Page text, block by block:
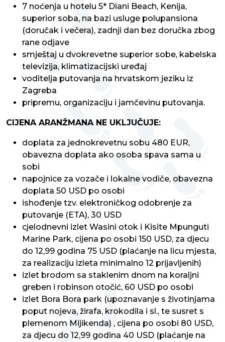
7 noćenja u hotelu 5* Diani Beach, Kenija,
superior soba, na bazi usluge polupansiona
(doručak i večera), zadnji dan bez doručka zbog
rane odjave
smještaj u dvokrevetne superior sobe, kabelska
televizija, klimatizacijski uređaj
voditelja putovanja na hrvatskom jeziku iz
Zagreba
pripremu, organizaciju i jamčevinu putovanja.
CIJENA ARANŽMANA NE UKLJUČUJE:
doplata za jednokrevetnu sobu 480 EUR,
obavezna doplata ako osoba spava sama u
sobi
napojnice za vozače i lokalne vodiče, obavezna
doplata 50 USD po osobi
ishođenje tzv. elektroničkog odobrenje za
putovanje (ETA), 30 USD
cjelodnevni izlet Wasini otok i Kisite Mpunguti
Marine Park, cijena po osobi 150 USD, za djecu
do 12,99 godina 75 USD (plaćanje na licu mjesta,
za realizaciju izleta minimalno 12 prijavljenih)
izlet brodom sa staklenim dnom na koraljni
greben i robinson otočić, 60 USD po osobi
izlet Bora Bora park (upoznavanje s životinjama
poput nojeva, žirafa, krokodila i sl., te susret s
plemenom Mijikenda) , cijena po osobi 80 USD,
za djecu do 12,99 godina 40 USD (plaćanje na